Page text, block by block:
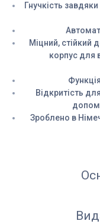
Гнучкість
Міцний, стійкий
корпус для
Відкритість
Зроблено в